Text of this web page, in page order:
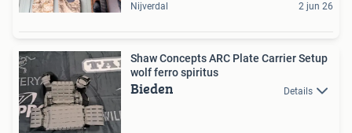
Nijverdal 2 jun 26
Shaw Concepts ARC Plate Carrier Setup
wolf ferro spiritus
Bieden Details